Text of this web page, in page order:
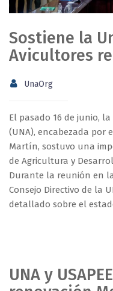
Sostiene la
Avicultores
UnaOrg
El pasado 16 de junio,
(UNA), encabezada por
Martín, sostuvo una
de Agricultura y
Durante la reunión en
Consejo Directivo de la
detallado sobre el
UNA y